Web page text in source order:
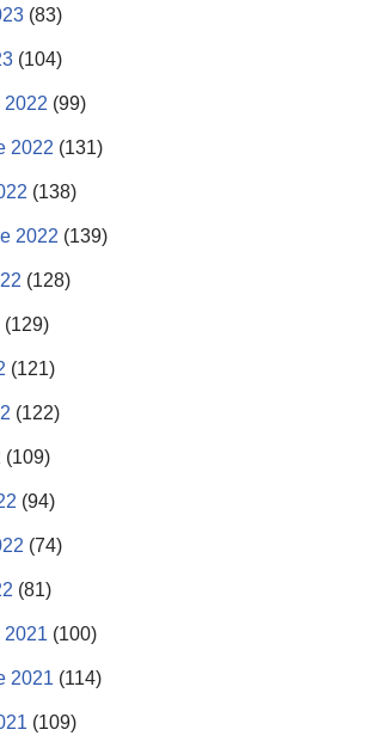
(83)
(104)
2022 (99)
2022 (131)
(138)
2022 (139)
(128)
(129)
(121)
(122)
(109)
(94)
(74)
(81)
2021 (100)
2021 (114)
(109)